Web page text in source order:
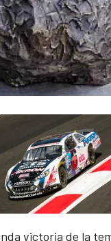
victoria de la